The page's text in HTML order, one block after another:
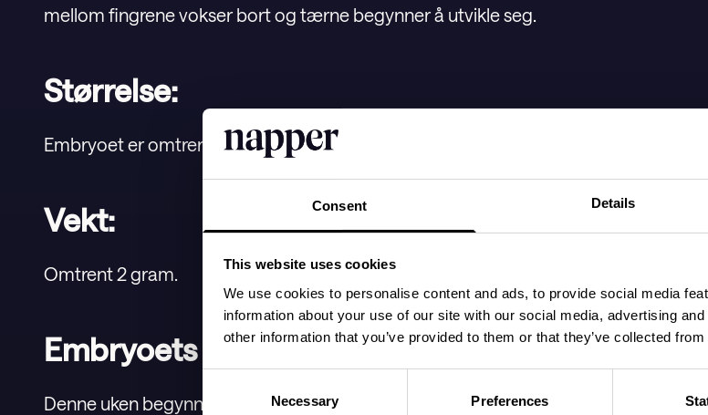
Consent Details
This website uses cookies
We use cookies to personalise content and ads, to provide social media
information about your use of our site with our social media, advertising
other information that you’ve provided to them or that they’ve collected
Selection
Necessary Preferences
mellom fingrene vokser bort og tærne begynner å utvikle seg.
Størrelse:
Embryoet er omtrent 2,3 cm stort, fra hode til rumpe.
Vekt:
Omtrent 2 gram.
Embryoets utvikling:
Denne uken begynner embryoet å ligne litt mer på en baby, selv om det fortsatt